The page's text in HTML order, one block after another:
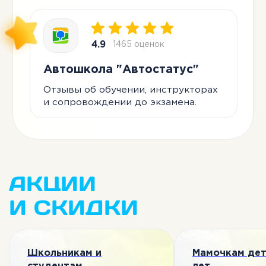
АКЦИИ
И СКИДКИ
Школьникам и
Мамочкам